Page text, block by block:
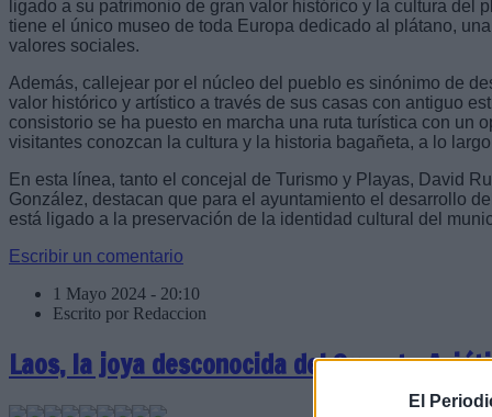
El
ligado a su patrimonio de gran valor histórico y la cultura del
tiene el único museo de toda Europa dedicado al plátano,
valores sociales.
Además, callejear por el núcleo del pueblo es sinónimo de
valor histórico y artístico a través de sus casas con antiguo
consistorio se ha puesto en marcha una ruta turística con un
visitantes conozcan la cultura y la historia bagañeta, a lo
En esta línea, tanto el concejal de Turismo y Playas, David
González, destacan que para el ayuntamiento el desarrollo
está ligado a la preservación de la identidad cultural del
Escribir un comentario
1 Mayo 2024 - 20:10
Escrito por Redaccion
Laos, la joya desconocida del Sureste